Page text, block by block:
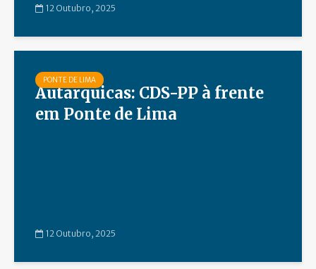
12 Outubro, 2025
PONTE DE LIMA
Autárquicas: CDS-PP à frente
em Ponte de Lima
12 Outubro, 2025